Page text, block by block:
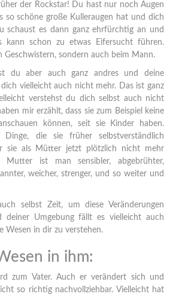
der Rockstar! Du hast nur noch Augen
so schöne große Kulleraugen hat und dich
schaust es dann ganz ehrfürchtig an und
kann schon zu etwas Eifersucht führen.
Geschwistern, sondern auch beim Mann.
du aber auch ganz andres und deine
vielleicht auch nicht mehr. Das ist ganz
verstehst du dich selbst auch nicht
mir erzählt, dass sie zum Beispiel keine
können, seit sie Kinder haben.
Dinge, die sie früher selbstverständlich
sie als Mütter jetzt plötzlich nicht mehr
Mutter ist man sensibler, abgebrühter,
weicher, strenger, und so weiter und
selbst Zeit, um diese Veränderungen
deiner Umgebung fällt es vielleicht auch
Wesen in dir zu verstehen.
in ihm:
zum Vater. Auch er verändert sich und
so richtig nachvollziehbar. Vielleicht hat